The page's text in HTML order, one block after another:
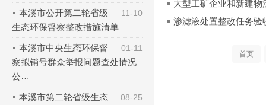
11-10
本溪市公开第二轮省级
生态环保督察整改措施清单
01-11
本溪市中央生态环保督
察拟销号群众举报问题查处情况
公…
08-25
本溪市第二轮省级生态
大型工矿企业和新建
渗滤液处置整改任务
首页